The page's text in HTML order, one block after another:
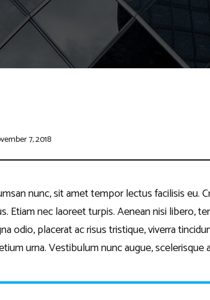
7, 2018
nunc, sit amet tempor lectus facilisis eu.
Etiam nec laoreet turpis. Aenean nisi libero,
odio, placerat ac risus tristique, viverra
urna. Vestibulum nunc augue,